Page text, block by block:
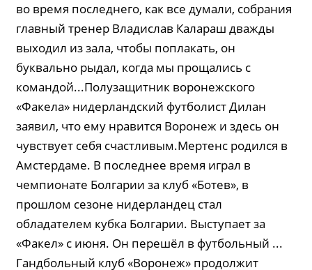
во время последнего, как все думали, собрания
главный тренер Владислав Калараш дважды
выходил из зала, чтобы поплакать, он
буквально рыдал, когда мы прощались с
командой...Полузащитник воронежского
«Факела» нидерландский футболист Дилан
заявил, что ему нравится Воронеж и здесь он
чувствует себя счастливым.Мертенс родился в
Амстердаме. В последнее время играл в
чемпионате Болгарии за клуб «Ботев», в
прошлом сезоне нидерландец стал
обладателем кубка Болгарии. Выступает за
«Факел» с июня. Он перешёл в футбольный ...
Гандбольный клуб «Воронеж» продолжит